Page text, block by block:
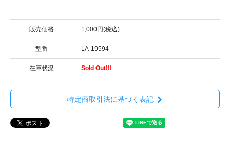
販売価格 1,000円(税込)
型番 LA-19594
在庫状況 Sold Out!!!
特定商取引法に基づく表記